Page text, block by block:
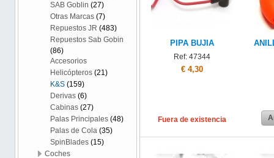
PIPA BUJIA
Ref: 47344
€ 4,30
Fuera de existencia
SAB Goblin (27)
Otras Marcas (7)
Repuestos JR (483)
Repuestos Sab Gobin
(86)
Accesorios
Helicópteros (21)
K&S (159)
Derivas (6)
Cabinas (27)
Palas Principales (48)
Palas de Cola (35)
SpinBlades (15)
Coches